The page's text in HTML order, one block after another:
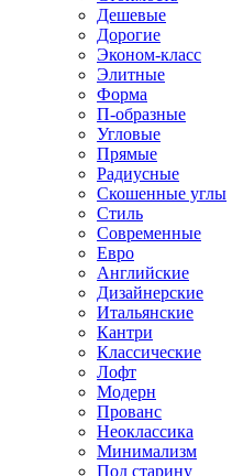
Дешевые
Дорогие
Эконом-класс
Элитные
Форма
П-образные
Угловые
Прямые
Радиусные
Скошенные углы
Стиль
Современные
Евро
Английские
Дизайнерские
Итальянские
Кантри
Классические
Лофт
Модерн
Прованс
Неоклассика
Минимализм
Под старину